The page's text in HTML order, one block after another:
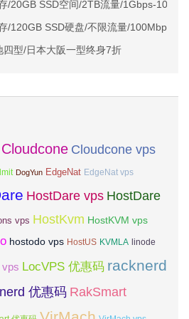
/20GB SSD空间/2TB流量/1Gbps-
/120GB SSD硬盘/不限流量/100Mbps/
型/日本大阪一型终身7折
Cloudcone Cloudcone vps
DogYun EdgeNat EdgeNat vps
HostDare vps HostDare
vps HostKvm HostKVM vps
hostodo vps HostUS KVMLA linode
vps LocVPS 优惠码 racknerd
优惠码 RakSmart